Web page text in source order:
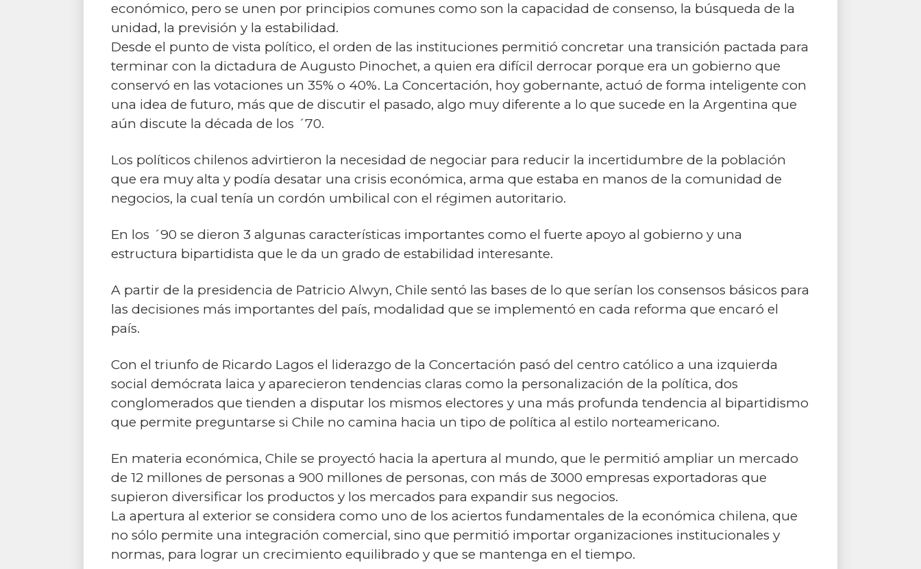
económico, pero se unen por principios comunes como son la capacidad de consenso, la búsqueda de la
unidad, la previsión y la estabilidad.
Desde el punto de vista político, el orden de las instituciones permitió concretar una transición pactada para
terminar con la dictadura de Augusto Pinochet, a quien era difícil derrocar porque era un gobierno que
conservó en las votaciones un 35% o 40%. La Concertación, hoy gobernante, actuó de forma inteligente con
una idea de futuro, más que de discutir el pasado, algo muy diferente a lo que sucede en la Argentina que
aún discute la década de los ´70.
Los políticos chilenos advirtieron la necesidad de negociar para reducir la incertidumbre de la población
que era muy alta y podía desatar una crisis económica, arma que estaba en manos de la comunidad de
negocios, la cual tenía un cordón umbilical con el régimen autoritario.
En los ´90 se dieron 3 algunas características importantes como el fuerte apoyo al gobierno y una
estructura bipartidista que le da un grado de estabilidad interesante.
A partir de la presidencia de Patricio Alwyn, Chile sentó las bases de lo que serían los consensos básicos para
las decisiones más importantes del país, modalidad que se implementó en cada reforma que encaró el
país.
Con el triunfo de Ricardo Lagos el liderazgo de la Concertación pasó del centro católico a una izquierda
social demócrata laica y aparecieron tendencias claras como la personalización de la política, dos
conglomerados que tienden a disputar los mismos electores y una más profunda tendencia al bipartidismo
que permite preguntarse si Chile no camina hacia un tipo de política al estilo norteamericano.
En materia económica, Chile se proyectó hacia la apertura al mundo, que le permitió ampliar un mercado
de 12 millones de personas a 900 millones de personas, con más de 3000 empresas exportadoras que
supieron diversificar los productos y los mercados para expandir sus negocios.
La apertura al exterior se considera como uno de los aciertos fundamentales de la económica chilena, que
no sólo permite una integración comercial, sino que permitió importar organizaciones institucionales y
normas, para lograr un crecimiento equilibrado y que se mantenga en el tiempo.